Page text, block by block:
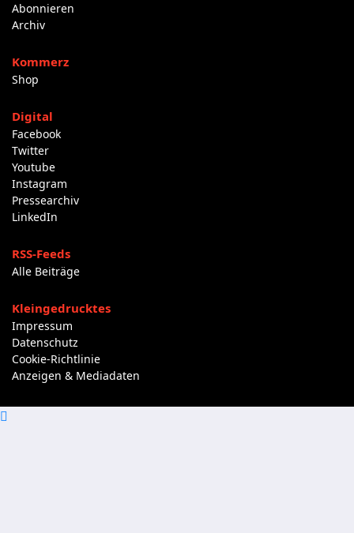
Abonnieren
Archiv
Kommerz
Shop
Digital
Facebook
Twitter
Youtube
Instagram
Pressearchiv
LinkedIn
RSS-Feeds
Alle Beiträge
Kleingedrucktes
Impressum
Datenschutz
Cookie-Richtlinie
Anzeigen & Mediadaten